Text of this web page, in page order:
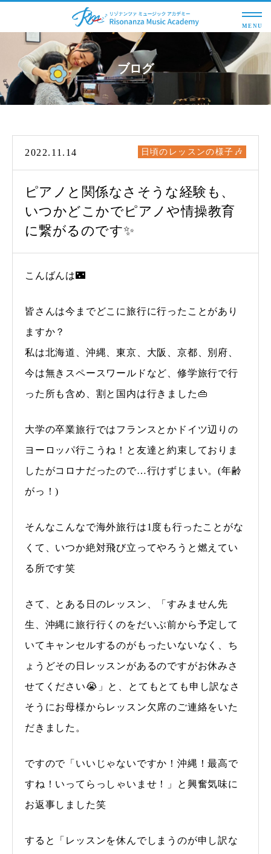
MENU
ブログ
2022.11.14 日頃のレッスンの様子🎶
ピアノと関係なさそうな経験も、
いつかどこかでピアノや情操教育
に繋がるのです✨
こんばんは🌃
皆さんは今までどこに旅行に行ったことがあり
ますか？
私は北海道、沖縄、東京、大阪、京都、別府、
今は無きスペースワールドなど、修学旅行で行
った所も含め、割と国内は行きました👜
大学の卒業旅行ではフランスとかドイツ辺りの
ヨーロッパ行こうね！と友達と約束しておりま
したがコロナだったので…行けずじまい。(年齢
がっ！)
そんなこんなで海外旅行は1度も行ったことがな
くて、いつか絶対飛び立ってやろうと燃えてい
る所です笑
さて、とある日のレッスン、「すみません先
生、沖縄に旅行行くのをだいぶ前から予定して
いてキャンセルするのがもったいないなく、ち
ょうどその日レッスンがあるのですがお休みさ
せてください😭」と、とてもとても申し訳なさ
そうにお母様からレッスン欠席のご連絡をいた
だきました。
ですので「いいじゃないですか！沖縄！最高で
すね！いってらっしゃいませ！」と興奮気味に
お返事しました笑
すると「レッスンを休んでしまうのが申し訳な